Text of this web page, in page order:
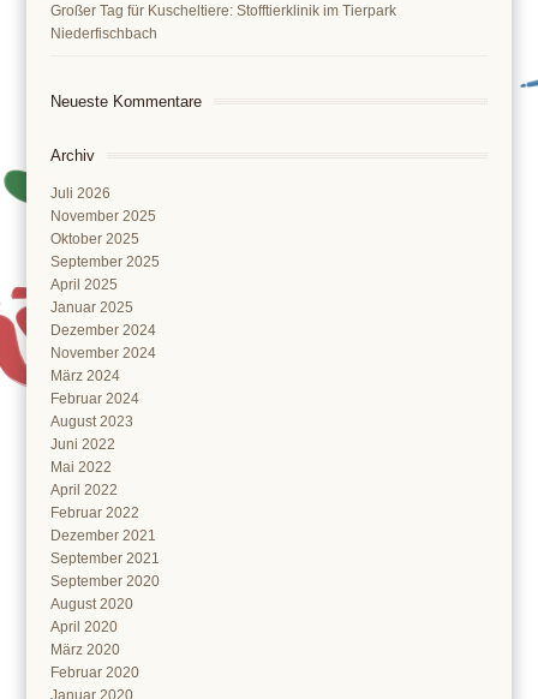
Großer Tag für Kuscheltiere: Stofftierklinik im Tierpark
Niederfischbach
Neueste Kommentare
Archiv
Juli 2026
November 2025
Oktober 2025
September 2025
April 2025
Januar 2025
Dezember 2024
November 2024
März 2024
Februar 2024
August 2023
Juni 2022
Mai 2022
April 2022
Februar 2022
Dezember 2021
September 2021
September 2020
August 2020
April 2020
März 2020
Februar 2020
Januar 2020